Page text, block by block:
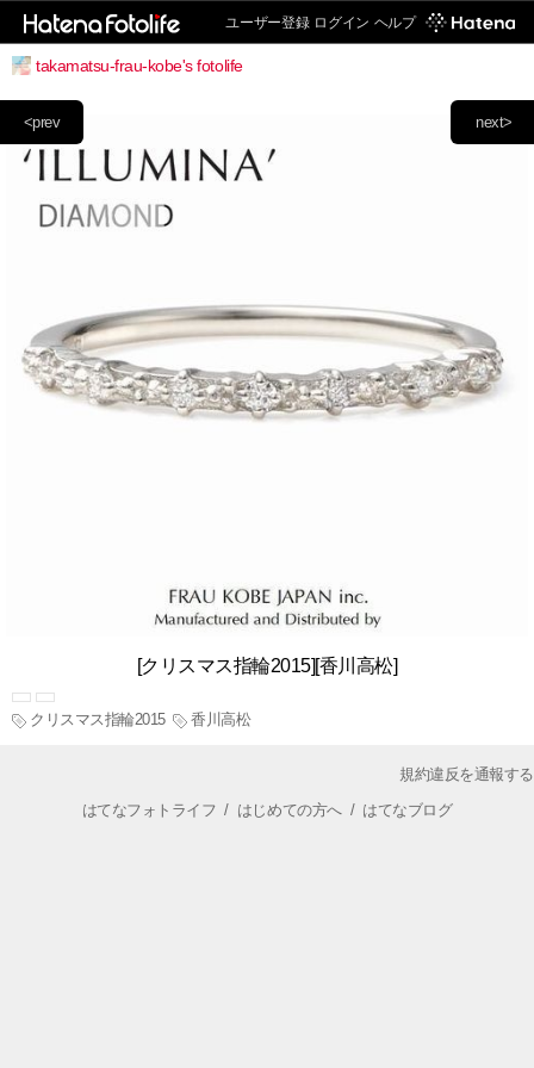
ユーザー登録 ログイン ヘルプ
takamatsu-frau-kobe's fotolife
next>
<prev
[クリスマス指輪2015][香川高松]
クリスマス指輪2015 香川高松
規約違反を通報する
はてなフォトライフ / はじめての方へ/ はてなブログ